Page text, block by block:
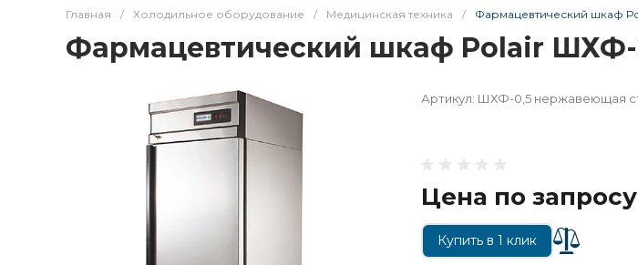
Главная / Холодильное оборудование / Медицинская техника / Фармацевтический шкаф
Фармацевтический шкаф Polair
Артикул: ШХФ-0,5 нержавеющая
Цена по запросу
Купить в 1 клик